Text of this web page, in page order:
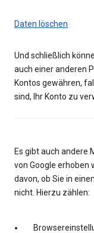
Daten löschen
Und schließlich
auch einer anderen
Kontos gewähren,
sind, Ihr Konto zu
Es gibt auch andere
von Google erhoben
davon, ob Sie in
nicht. Hierzu zählen: